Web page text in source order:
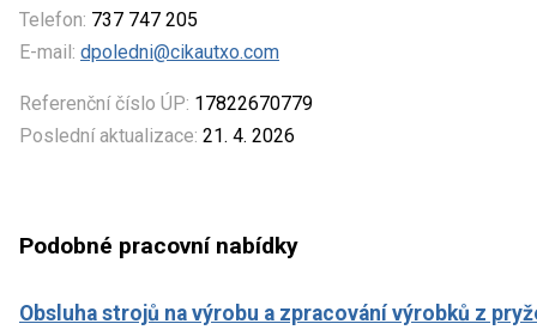
Telefon: 737 747 205
E-mail: dpoledni@cikautxo.com
Referenční číslo ÚP: 17822670779
Poslední aktualizace: 21. 4. 2026
Podobné pracovní nabídky
Obsluha strojů na výrobu a zpracování výrobků z